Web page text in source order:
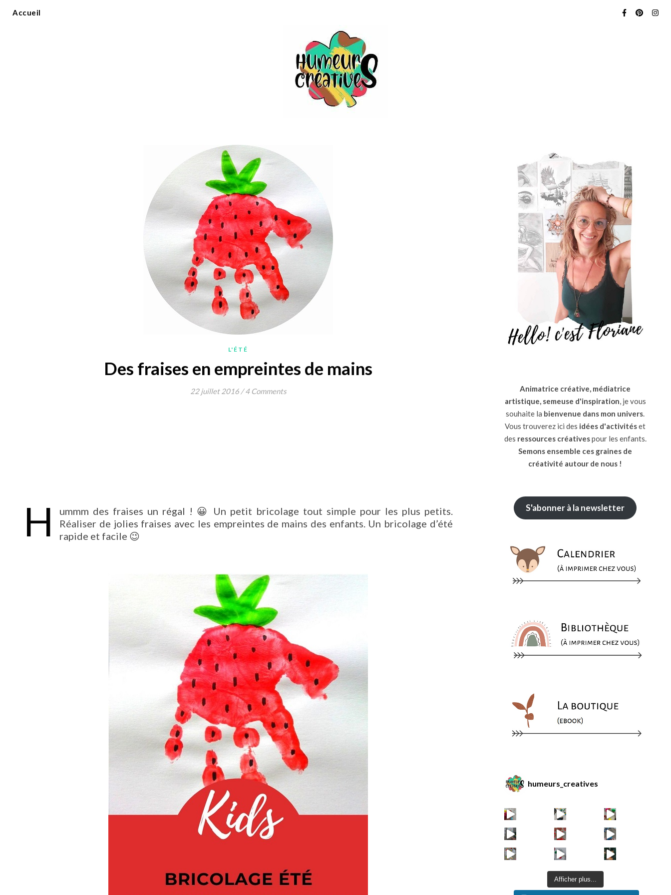
Accueil
L'ÉTÉ
Des fraises en empreintes de mains
22 juillet 2016 / 4 Comments
H
ummm des fraises un régal ! 😀 Un petit bricolage tout simple pour les plus petits.
Réaliser de jolies fraises avec les empreintes de mains des enfants. Un bricolage d’été
rapide et facile 😉
Animatrice créative, médiatrice
artistique, semeuse d'inspiration, je vous
souhaite la bienvenue dans mon univers.
Vous trouverez ici des idées d'activitéset
des ressources créativespour les enfants.
Semons ensemble ces graines de
créativité autour de nous !
S'abonner à la newsletter
humeurs_creatives
Afficher plus...